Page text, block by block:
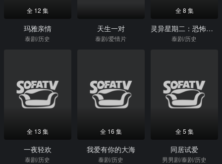
全 12 集
玛雅亲情
泰剧/历史
天生一对
泰剧/爱情片
全 8 集
灵异星期二：恐怖无极限
泰剧/历史
全 13 集
一夜轻欢
泰剧/历史
全 16 集
我爱有你的大海
泰剧/历史
全 5 集
同居试爱
男男剧/泰剧/历史